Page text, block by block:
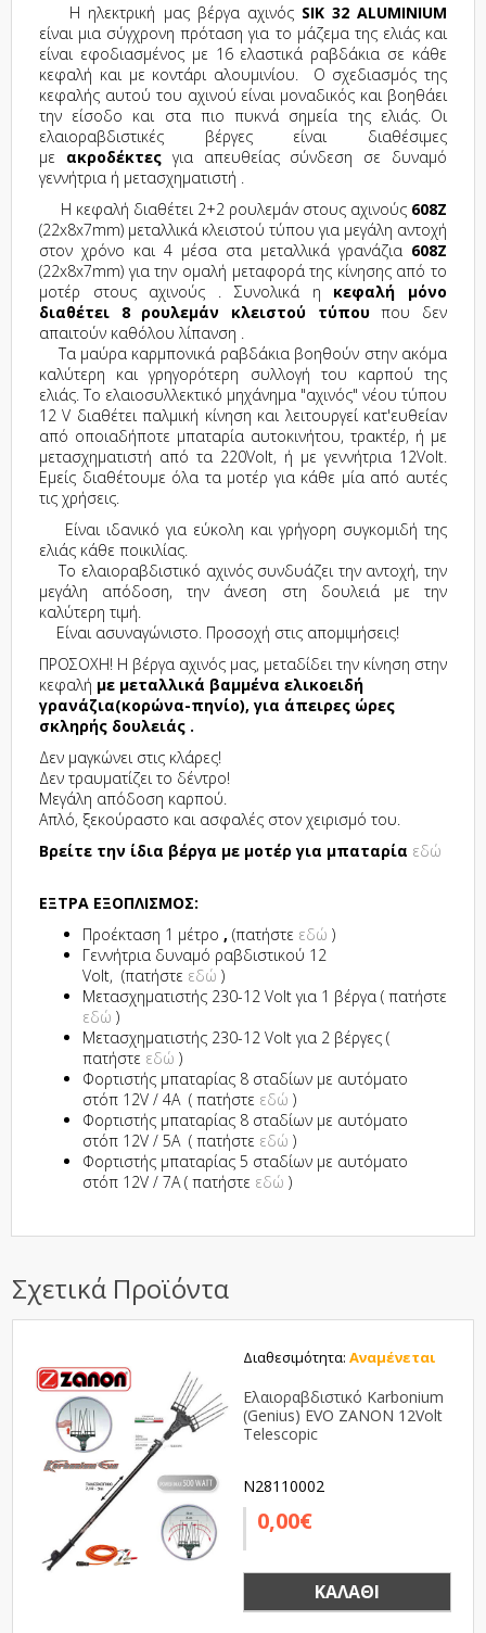
Η ηλεκτρική μας βέργα αχινός SIK 32 ALUMINIUM
είναι μια σύγχρονη πρόταση για το μάζεμα της ελιάς και
είναι εφοδιασμένος με 16 ελαστικά ραβδάκια σε κάθε
κεφαλή και με κοντάρι αλουμινίου. Ο σχεδιασμός της
κεφαλής αυτού του αχινού είναι μοναδικός και βοηθάει
την είσοδο και στα πιο πυκνά σημεία της ελιάς. Οι
ελαιοραβδιστικές βέργες είναι διαθέσιμες
με ακροδέκτεςγια απευθείας σύνδεση σε δυναμό
γεννήτρια ή μετασχηματιστή .
Η κεφαλή διαθέτει 2+2 ρουλεμάν στους αχινούς 608Ζ
(22x8x7mm) μεταλλικά κλειστού τύπου για μεγάλη αντοχή
στον χρόνο και 4 μέσα στα μεταλλικά γρανάζια 608Ζ
(22x8x7mm) για την ομαλή μεταφορά της κίνησης από το
μοτέρ στους αχινούς . Συνολικά η κεφαλή μόνο
διαθέτει 8 ρουλεμάν κλειστού τύπουπου δεν
απαιτούν καθόλου λίπανση .
Τα μαύρα καρμπονικά ραβδάκια βοηθούν στην ακόμα
καλύτερη και γρηγορότερη συλλογή του καρπού της
ελιάς. Το ελαιοσυλλεκτικό μηχάνημα "αχινός" νέου τύπου
12 V διαθέτει παλμική κίνηση και λειτουργεί κατ'ευθείαν
από οποιαδήποτε μπαταρία αυτοκινήτου, τρακτέρ, ή με
μετασχηματιστή από τα 220Volt, ή με γεννήτρια 12Volt.
Εμείς διαθέτουμε όλα τα μοτέρ για κάθε μία από αυτές
τις χρήσεις.
Είναι ιδανικό για εύκολη και γρήγορη συγκομιδή της
ελιάς κάθε ποικιλίας.
Το ελαιοραβδιστικό αχινός συνδυάζει την αντοχή, την
μεγάλη απόδοση, την άνεση στη δουλειά με την
καλύτερη τιμή.
Είναι ασυναγώνιστο. Προσοχή στις απομιμήσεις!
ΠΡΟΣΟΧΗ! Η βέργα αχινός μας, μεταδίδει την κίνηση στην
κεφαλή με μεταλλικά βαμμένα ελικοειδή
γρανάζια(κορώνα-πηνίο), για άπειρες ώρες
σκληρής δουλειάς .
Δεν μαγκώνει στις κλάρες!
Δεν τραυματίζει το δέντρο!
Μεγάλη απόδοση καρπού.
Απλό, ξεκούραστο και ασφαλές στον χειρισμό του.
Βρείτε την ίδια βέργα με μοτέρ για μπαταρία εδώ
ΕΞΤΡΑ ΕΞΟΠΛΙΣΜΟΣ:
Προέκταση 1 μέτρο , (πατήστε εδώ )
Γεννήτρια δυναμό ραβδιστικού 12
Volt, (πατήστε εδώ )
Μετασχηματιστής 230-12 Volt για 1 βέργα ( πατήστε
εδώ )
Μετασχηματιστής 230-12 Volt για 2 βέργες (
πατήστε εδώ )
Φορτιστής μπαταρίας 8 σταδίων με αυτόματο
στόπ 12V / 4A ( πατήστε εδώ )
Φορτιστής μπαταρίας 8 σταδίων με αυτόματο
στόπ 12V / 5A ( πατήστε εδώ )
Φορτιστής μπαταρίας 5 σταδίων με αυτόματο
στόπ 12V / 7A ( πατήστε εδώ )
Σχετικά Προϊόντα
Διαθεσιμότητα: Αναμένεται
Ελαιοραβδιστικό Karbonium
(Genius) EVO ZANON 12Volt
Telescopic
N28110002
0,00€
ΚΑΛΆΘΙ